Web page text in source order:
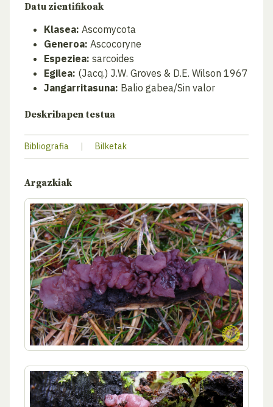
Datu zientifikoak
Klasea: Ascomycota
Generoa: Ascocoryne
Espeziea: sarcoides
Egilea: (Jacq.) J.W. Groves & D.E. Wilson 1967
Jangarritasuna: Balio gabea/Sin valor
Deskribapen testua
Bibliografia | Bilketak
Argazkiak